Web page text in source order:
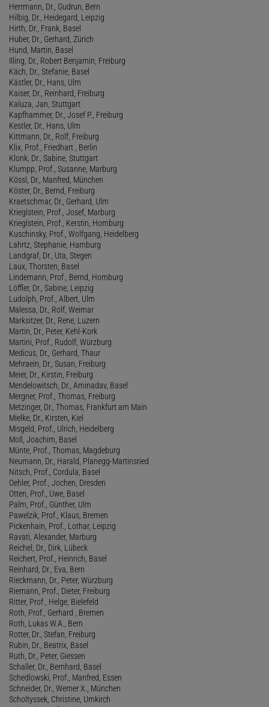
Herrmann, Dr., Gudrun, Bern
Hilbig, Dr., Heidegard, Leipzig
Hirth, Dr., Frank, Basel
Huber, Dr., Gerhard, Zürich
Hund, Martin, Basel
Illing, Dr., Robert Benjamin, Freiburg
Käch, Dr., Stefanie, Basel
Kästler, Dr., Hans, Ulm
Kaiser, Dr., Reinhard, Freiburg
Kaluza, Jan, Stuttgart
Kapfhammer, Dr., Josef P., Freiburg
Kestler, Dr., Hans, Ulm
Kittmann, Dr., Rolf, Freiburg
Klix, Prof., Friedhart , Berlin
Klonk, Dr., Sabine, Stuttgart
Klumpp, Prof., Susanne, Marburg
Kössl, Dr., Manfred, München
Köster, Dr., Bernd, Freiburg
Kraetschmar, Dr., Gerhard, Ulm
Krieglstein, Prof., Josef, Marburg
Krieglstein, Prof., Kerstin, Homburg
Kuschinsky, Prof., Wolfgang, Heidelberg
Lahrtz, Stephanie, Hamburg
Landgraf, Dr., Uta, Stegen
Laux, Thorsten, Basel
Lindemann, Prof., Bernd, Homburg
Löffler, Dr., Sabine, Leipzig
Ludolph, Prof., Albert, Ulm
Malessa, Dr., Rolf, Weimar
Marksitzer, Dr., Rene, Luzern
Martin, Dr., Peter, Kehl-Kork
Martini, Prof., Rudolf, Würzburg
Medicus, Dr., Gerhard, Thaur
Mehraein, Dr., Susan, Freiburg
Meier, Dr., Kirstin, Freiburg
Mendelowitsch, Dr., Aminadav, Basel
Mergner, Prof., Thomas, Freiburg
Metzinger, Dr., Thomas, Frankfurt am Main
Mielke, Dr., Kirsten, Kiel
Misgeld, Prof., Ulrich, Heidelberg
Moll, Joachim, Basel
Münte, Prof., Thomas, Magdeburg
Neumann, Dr., Harald, Planegg-Martinsried
Nitsch, Prof., Cordula, Basel
Oehler, Prof., Jochen, Dresden
Otten, Prof., Uwe, Basel
Palm, Prof., Günther, Ulm
Pawelzik, Prof., Klaus, Bremen
Pickenhain, Prof., Lothar, Leipzig
Ravati, Alexander, Marburg
Reichel, Dr., Dirk, Lübeck
Reichert, Prof., Heinrich, Basel
Reinhard, Dr., Eva, Bern
Rieckmann, Dr., Peter, Würzburg
Riemann, Prof., Dieter, Freiburg
Ritter, Prof., Helge, Bielefeld
Roth, Prof., Gerhard , Bremen
Roth, Lukas W.A., Bern
Rotter, Dr., Stefan, Freiburg
Rubin, Dr., Beatrix, Basel
Ruth, Dr., Peter, Giessen
Schaller, Dr., Bernhard, Basel
Schedlowski, Prof., Manfred, Essen
Schneider, Dr., Werner X., München
Scholtyssek, Christine, Umkirch